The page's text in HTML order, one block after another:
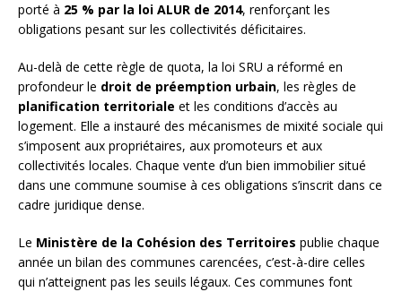
porté à 25 % par la loi ALUR de 2014, renforçant les
obligations pesant sur les collectivités déficitaires.
Au-delà de cette règle de quota, la loi SRU a réformé en
profondeur le droit de préemption urbain, les règles de
planification territoriale et les conditions d’accès au
logement. Elle a instauré des mécanismes de mixité sociale qui
s’imposent aux propriétaires, aux promoteurs et aux
collectivités locales. Chaque vente d’un bien immobilier situé
dans une commune soumise à ces obligations s’inscrit dans ce
cadre juridique dense.
Le Ministère de la Cohésion des Territoires publie chaque
année un bilan des communes carencées, c’est-à-dire celles
qui n’atteignent pas les seuils légaux. Ces communes font